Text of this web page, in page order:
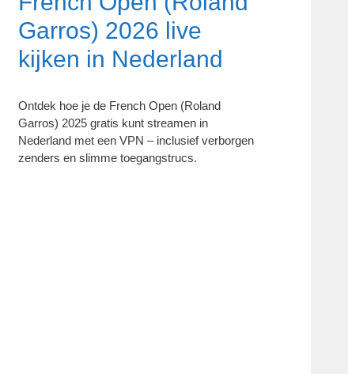
Garros) 2026 live
kijken in Nederland
Ontdek hoe je de French Open (Roland
Garros) 2025 gratis kunt streamen in
Nederland met een VPN – inclusief verborgen
zenders en slimme toegangstrucs.